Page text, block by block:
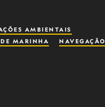
AMBIENTAIS
MARINHA
NAVEGAÇÃO